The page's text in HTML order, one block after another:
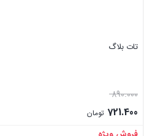
تات بلاگ
890.000
721.400 تومان